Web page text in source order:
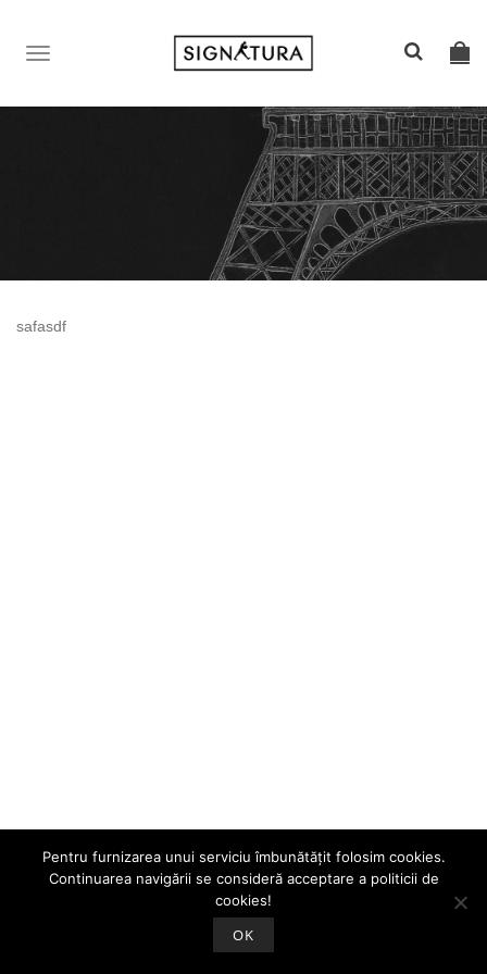
TOGGLE
NAVIGATION
safasdf
Pentru furnizarea unui serviciu îmbunătățit folosim cookies.
Continuarea navigării se consideră acceptare a politicii de
cookies!
OK